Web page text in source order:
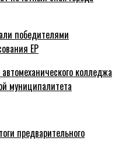
победителями
ЕР
колледжа
муниципалитета
предварительного